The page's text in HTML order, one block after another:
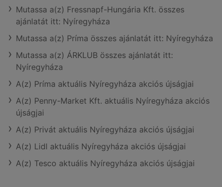
Mutassa a(z) Fressnapf-Hungária Kft. összes
ajánlatát itt: Nyíregyháza
Mutassa a(z) Príma összes ajánlatát itt: Nyíregyháza
Mutassa a(z) ÁRKLUB összes ajánlatát itt:
Nyíregyháza
A(z) Príma aktuális Nyíregyháza akciós újságjai
A(z) Penny-Market Kft. aktuális Nyíregyháza akciós
újságjai
A(z) Privát aktuális Nyíregyháza akciós újságjai
A(z) Lidl aktuális Nyíregyháza akciós újságjai
A(z) Tesco aktuális Nyíregyháza akciós újságjai